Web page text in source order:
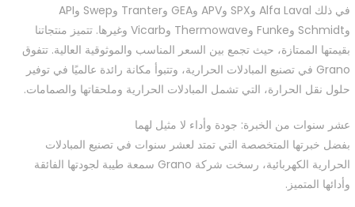
في ذلك Alfa Laval وSPX وAPV وGEA وTranter وSwep وAPI
وSchmidt وFunke وThermowave وVicarb وغيرها. تتميز منتجاتنا
بقيمتها الممتازة، حيث تجمع بين السعر المناسب والموثوقية العالية. تتفوق
Grano في تصنيع المبادلات الحرارية، وتتبوأ مكانة رائدة عالميًا في توفير
حلول نقل الحرارة، التي تشمل المبادلات الحرارية وملحقاتها والصمامات.
عشر سنوات من الخبرة: جودة وأداء لا مثيل لهما
بفضل خبرتها المتخصصة التي تمتد لعشر سنوات في تصنيع المبادلات
الحرارية الكهربائية، رسخت شركة Grano سمعة طيبة لجودتها الفائقة
وأدائها المتميز.